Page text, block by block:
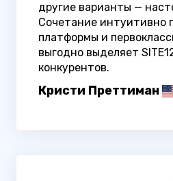
другие варианты —
Сочетание интуитивно
платформы и
выгодно выделяет
конкурентов.
Кристи Преттиман